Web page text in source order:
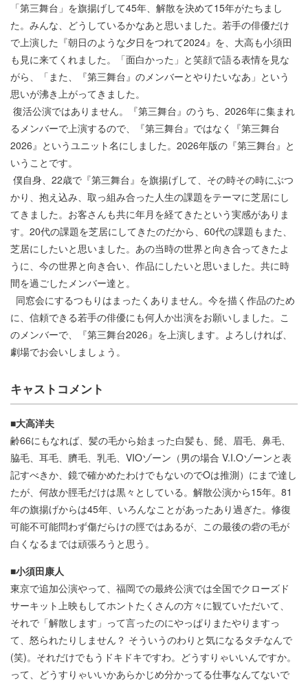
「第三舞台」を旗揚げして45年、解散を決めて15年がたちまし
た。みんな、どうしているかなあと思いました。若手の俳優だけ
で上演した『朝日のような夕日をつれて2024』を、大高も小須田
も見に来てくれました。「面白かった」と笑顔で語る表情を見な
がら、「また、『第三舞台』のメンバーとやりたいなあ」という
思いが沸き上がってきました。
復活公演ではありません。『第三舞台』のうち、2026年に集まれ
るメンバーで上演するので、『第三舞台』ではなく『第三舞台
2026』というユニット名にしました。2026年版の『第三舞台』と
いうことです。
僕自身、22歳で『第三舞台』を旗揚げして、その時その時にぶつ
かり、抱え込み、取っ組み合った人生の課題をテーマに芝居にし
てきました。お客さんも共に年月を経てきたという実感がありま
す。20代の課題を芝居にしてきたのだから、60代の課題もまた、
芝居にしたいと思いました。あの当時の世界と向き合ってきたよ
うに、今の世界と向き合い、作品にしたいと思いました。共に時
間を過ごしたメンバー達と。
同窓会にするつもりはまったくありません。今を描く作品のため
に、信頼できる若手の俳優にも何人か出演をお願いしました。こ
のメンバーで、『第三舞台2026』を上演します。よろしければ、
劇場でお会いしましょう。
キャストコメント
■大高洋夫
齢66にもなれば、髪の毛から始まった白髪も、髭、眉毛、鼻毛、
脇毛、耳毛、臍毛、乳毛、VIOゾーン（男の場合 V.I.Oゾーンと表
記すべきか、鏡で確かめたわけでもないのでOは推測）にまで達し
たが、何故か脛毛だけは黒々としている。解散公演から15年。81
年の旗揚げからは45年、いろんなことがあったあり過ぎた。修復
可能不可能問わず傷だらけの脛ではあるが、この最後の砦の毛が
白くなるまでは頑張ろうと思う。
■小須田康人
東京で追加公演やって、福岡での最終公演では全国でクローズド
サーキット上映もしてホントたくさんの方々に観ていただいて、
それで「解散します」って言ったのにやっぱりまたやりますっ
て、怒られたりしません？ そういうのわりと気になるタチなんで
(笑)。それだけでもうドキドキですわ。どうすりゃいいんですか。
って、どうすりゃいいかあらかじめ分かってる仕事なんてないで